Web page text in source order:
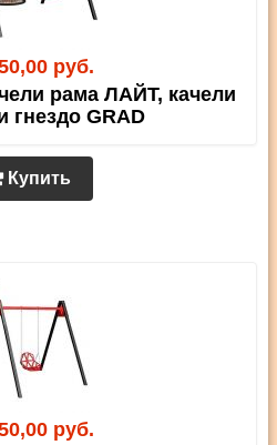
руб.
рама ЛАЙТ, качели
гнездо GRAD
Купить
руб.